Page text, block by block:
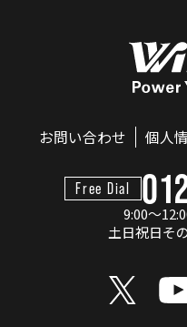
お問い合わせ 個人
Free Dial
9:00～
土日祝日そ